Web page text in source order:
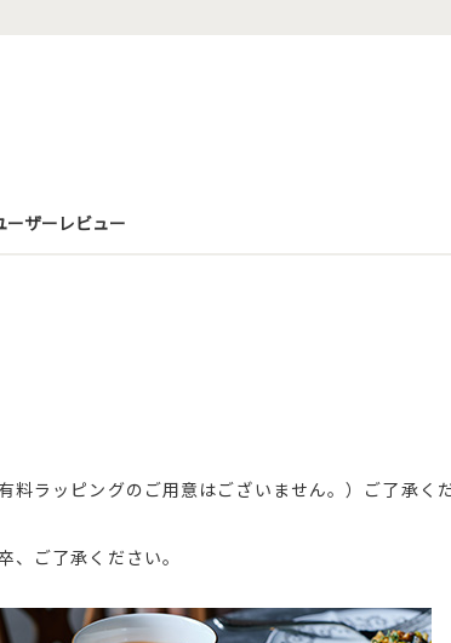
ーザーレビュー
ラッピングのご用意はございません。）ご了承くだ
ご了承ください。